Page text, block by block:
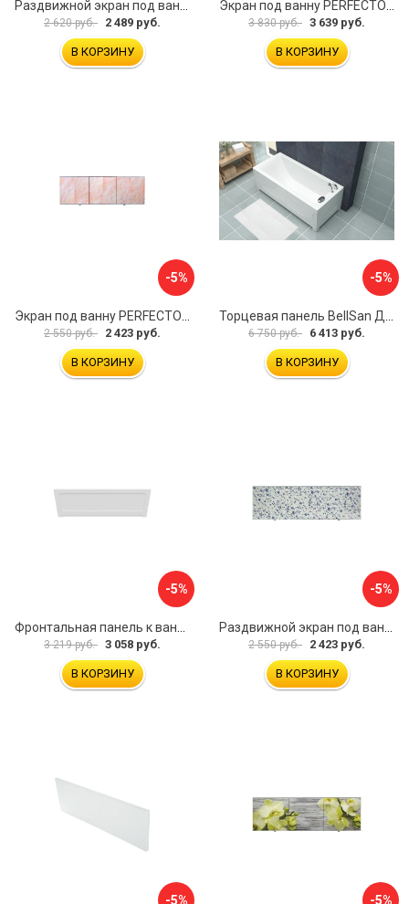
2 620 руб. 2 489 руб.
В КОРЗИНУ
3 830 руб. 3 639 руб.
В КОРЗИНУ
-5%
Экран под ванну PERFECTO LINEA 36-000157
2 550 руб. 2 423 руб.
В КОРЗИНУ
-5%
Торцевая панель BellSan Даниелла 4627171531049
6 750 руб. 6 413 руб.
В КОРЗИНУ
-5%
3 219 руб. 3 058 руб.
В КОРЗИНУ
-5%
2 550 руб. 2 423 руб.
В КОРЗИНУ
-5% -5%